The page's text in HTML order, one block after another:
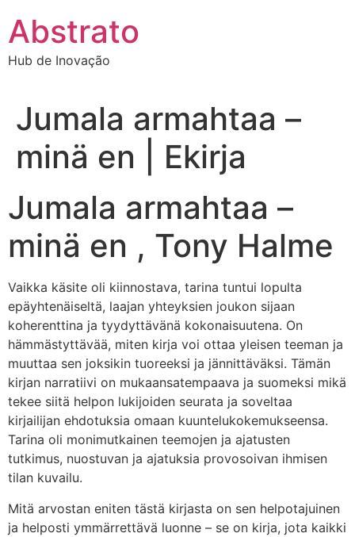
para
conteúdo
Abstrato
Hub de Inovação
Jumala armahtaa –
minä en | Ekirja
Jumala armahtaa –
minä en , Tony Halme
Vaikka käsite oli kiinnostava, tarina tuntui lopulta
epäyhtenäiseltä, laajan yhteyksien joukon sijaan
koherenttina ja tyydyttävänä kokonaisuutena. On
hämmästyttävää, miten kirja voi ottaa yleisen teeman ja
muuttaa sen joksikin tuoreeksi ja jännittäväksi. Tämän
kirjan narratiivi on mukaansatempaava ja suomeksi mikä
tekee siitä helpon lukijoiden seurata ja soveltaa
kirjailijan ehdotuksia omaan kuuntelukokemukseensa.
Tarina oli monimutkainen teemojen ja ajatusten
tutkimus, nuostuvan ja ajatuksia provosoivan ihmisen
tilan kuvailu.
Mitä arvostan eniten tästä kirjasta on sen helpotajuinen
ja helposti ymmärrettävä luonne – se on kirja, jota kaikki